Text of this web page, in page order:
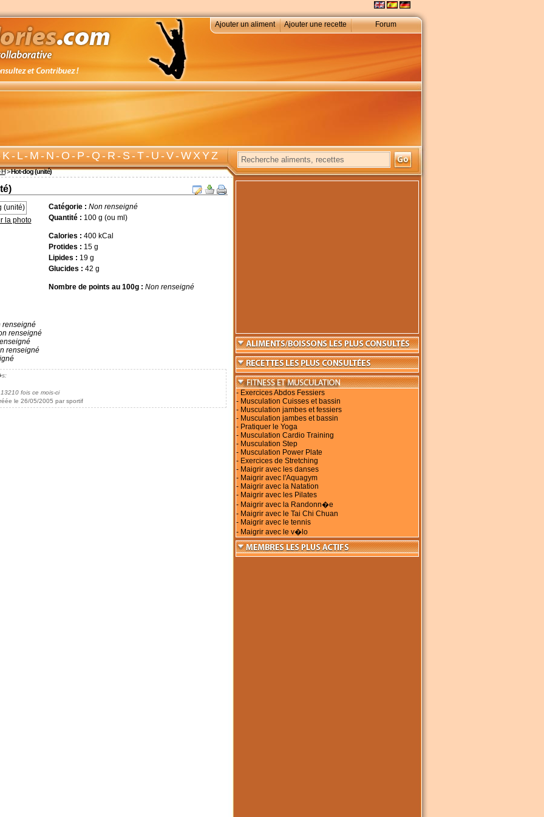
Ajouter un aliment Ajouter une recette Forum
K-L-M-N-O-P-Q-R-S-T-U-V-W X Y Z
H>Hot-dog (unité)
la photo
Catégorie : Non renseigné
Quantité : 100 g (ou ml)
Calories : 400 kCal
Protides : 15 g
Lipides : 19 g
Glucides : 42 g
Nombre de points au 100g : Non renseigné
renseigné
renseigné
renseigné
fois ce mois-ci
le 26/05/2005 par sportif
- Exercices Abdos Fessiers
- Musculation Cuisses et bassin
- Musculation jambes et fessiers
- Musculation jambes et bassin
- Pratiquer le Yoga
- Musculation Cardio Training
- Musculation Step
- Musculation Power Plate
- Exercices de Stretching
- Maigrir avec les danses
- Maigrir avec l'Aquagym
- Maigrir avec la Natation
- Maigrir avec les Pilates
- Maigrir avec la Randonn�e
- Maigrir avec le Tai Chi Chuan
- Maigrir avec le tennis
- Maigrir avec le v�lo